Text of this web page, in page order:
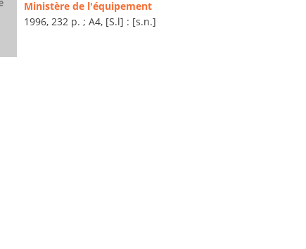
Ministère de l'équipement
1996, 232 p. ; A4, [S.l] : [s.n.]